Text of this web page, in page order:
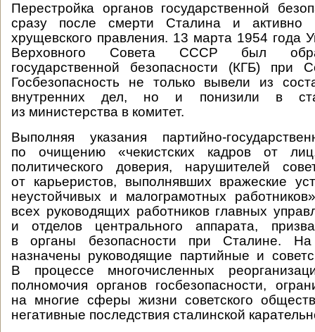
Перестройка органов государственной
сразу после смерти Сталина и активно
хрущевского правления. 13 марта 1954 года
Верховного Совета СССР был
государственной безопасности (КГБ) при
Госбезопасность не только вывели из
внутренних дел, но и понизили в
из министерства в комитет.
Выполняя указания партийно-
по очищению «чекистских кадров от
политического доверия, нарушителей
от карьеристов, выполнявших вражеские
неустойчивых и малограмотных
всех руководящих работников главных
и отделов центрального аппарата,
в органы безопасности при Сталине.
назначены руководящие партийные и
В процессе многочисленных
полномочия органов госбезопасности,
на многие сферы жизни советского
негативные последствия сталинской